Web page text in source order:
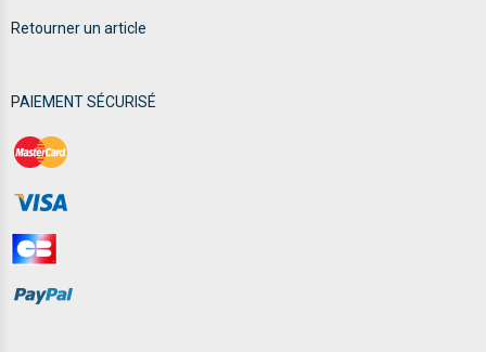
Retourner un article
PAIEMENT SÉCURISÉ